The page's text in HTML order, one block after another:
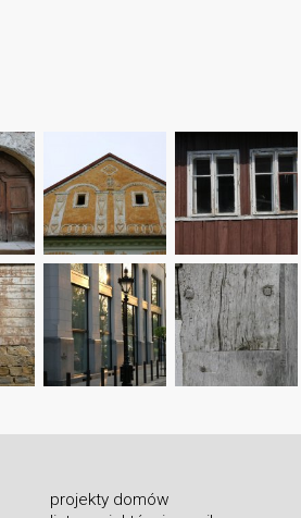
projekty domów